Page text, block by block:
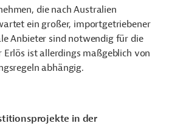
die nach Australien
ein großer, importgetriebener
Anbieter sind notwendig für die
Erlös ist allerdings maßgeblich von
abhängig.
in der